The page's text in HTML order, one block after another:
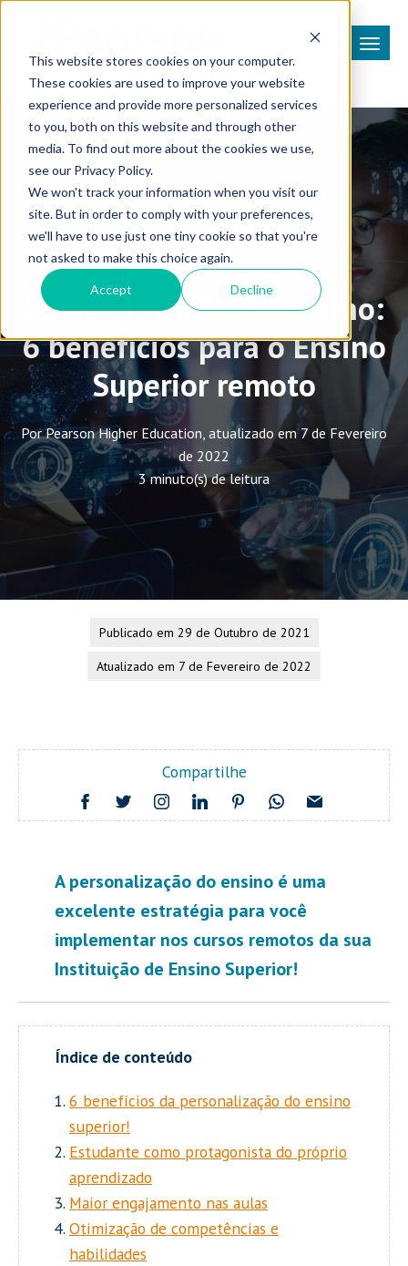
This website stores cookies on your computer.
These cookies are used to improve your website
experience and provide more personalized services
to you, both on this website and through other
media. To find out more about the cookies we use,
see our Privacy Policy.
We won't track your information when you visit our
site. But in order to comply with your preferences,
we'll have to use just one tiny cookie so that you're
not asked to make this choice again.
Accept Decline
Plataformas de Aprendizagem
Personalização do ensino:
6 benefícios para o Ensino
Superior remoto
Por Pearson Higher Education, atualizado em 7 de Fevereiro
de 2022
3 minuto(s) de leitura
Publicado em 29 de Outubro de 2021
Atualizado em 7 de Fevereiro de 2022
Compartilhe
A personalização do ensino é uma
excelente estratégia para você
implementar nos cursos remotos da sua
Instituição de Ensino Superior!
6 benefícios da personalização do ensino
superior!
Estudante como protagonista do próprio
aprendizado
Maior engajamento nas aulas
Otimização de competências e
habilidades